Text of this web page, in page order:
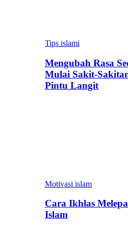
Tips islami
Mengubah Rasa
Mulai Sakit-
Pintu Langit
Motivasi islam
Cara Ikhlas
Islam